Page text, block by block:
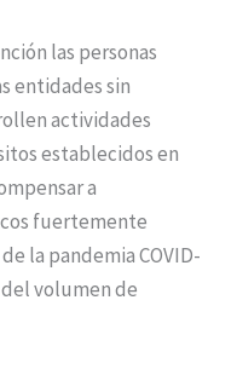
las personas
entidades sin
actividades
establecidos en
a
fuertemente
la pandemia COVID-
volumen de